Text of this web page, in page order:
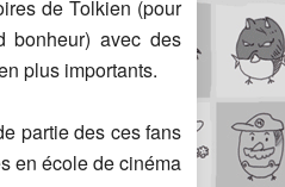
de Tolkien (pour
bonheur) avec des
plus importants.
partie des ces fans
en école de cinéma